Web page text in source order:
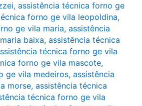
, assistência técnica forno ge
forno ge vila leopoldina,
ge vila maria, assistência
baixa, assistência técnica
técnica forno ge vila
forno ge vila mascote,
ge vila medeiros, assistência
morse, assistência técnica
técnica forno ge vila